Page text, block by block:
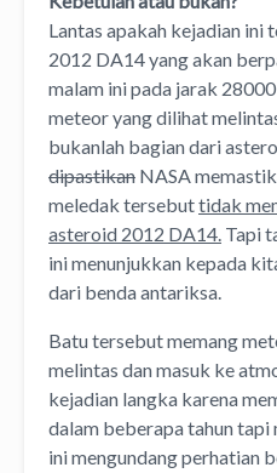
Lantas apakah kejadian
2012 DA14 yang akan
malam ini pada jarak
meteor yang dilihat
bukanlah bagian dari
dipastikan NASA
meledak tersebuttidak
asteroid 2012 DA14. Tapi
ini menunjukkan kepada
dari benda antariksa.
Batu tersebut memang
melintas dan masuk ke
kejadian langka karena
dalam beberapa tahun tapi
ini mengundang perhatian